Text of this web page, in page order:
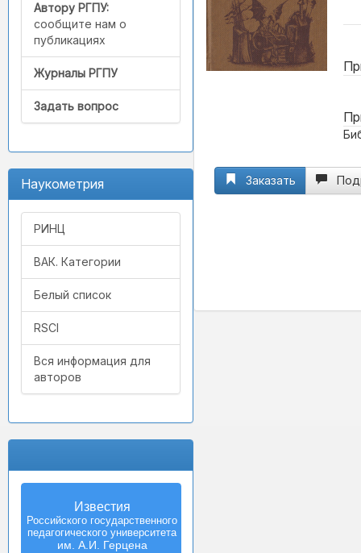
Автору РГПУ:
сообщите нам о
публикациях
Журналы РГПУ
Задать вопрос
Наукометрия
РИНЦ
ВАК. Категории
Белый список
RSCI
Вся информация для
авторов
Известия
Российского государственного
педагогического университета
им. А.И. Герцена
Izvestia:
Herzen University
Journal of
Humanities & Sciences
Заказать